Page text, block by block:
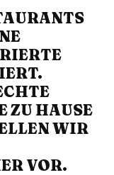
ZU HAUSE
WIR E
VOR.